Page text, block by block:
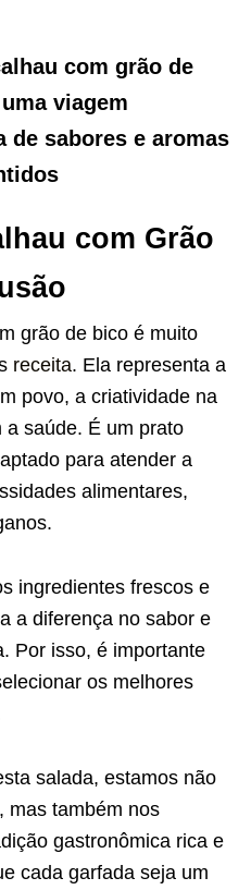
com grão de
viagem
de sabores e aromas
com Grão
grão de bico é muito
receita. Ela representa a
povo, a criatividade na
saúde. É um prato
para atender a
alimentares,
ingredientes frescos e
a diferença no sabor e
Por isso, é importante
os melhores
salada, estamos não
mas também nos
gastronômica rica e
cada garfada seja um